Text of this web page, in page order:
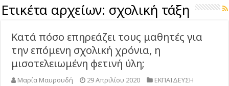
Ετικέτα αρχείων: σχολική τάξη
Κατά πόσο επηρεάζει τους μαθητές για
την επόμενη σχολική χρόνια, η
μισοτελειωμένη φετινή ύλη;
Μαρία Μαυρουδή 29 Απριλίου 2020 ΕΚΠΑΙΔΕΥΣΗ